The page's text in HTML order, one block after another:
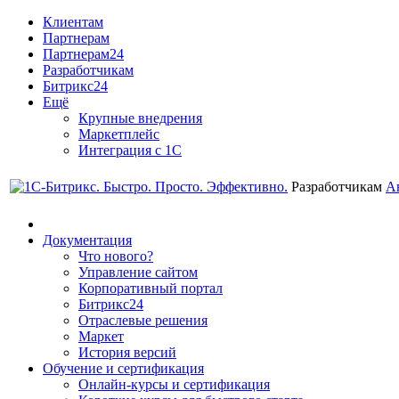
Клиентам
Партнерам
Партнерам24
Разработчикам
Битрикс24
Ещё
Крупные внедрения
Маркетплейс
Интеграция с 1С
Разработчикам
Документация
Что нового?
Управление сайтом
Корпоративный портал
Битрикс24
Отраслевые решения
Маркет
История версий
Обучение и сертификация
Онлайн-курсы и сертификация